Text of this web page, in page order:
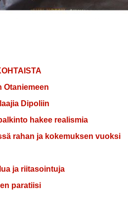
Otaniemeen
Dipoliin
hakee realismia
rahan ja kokemuksen vuoksi
ja riitasointuja
paratiisi